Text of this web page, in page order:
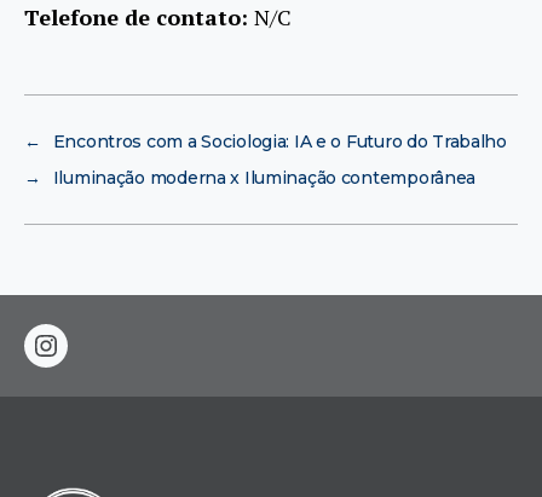
Telefone de contato: N/C
←
Encontros com a Sociologia: IA e o Futuro do Trabalho
→
Iluminação moderna x Iluminação contemporânea
instagram